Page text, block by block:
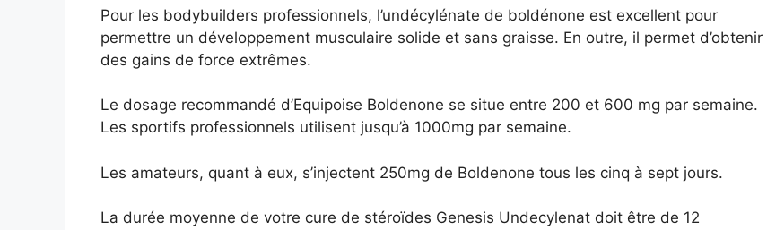
Pour les bodybuilders professionnels, l’undécylénate de boldénone est excellent pour
permettre un développement musculaire solide et sans graisse. En outre, il permet d’obtenir
des gains de force extrêmes.
Le dosage recommandé d’Equipoise Boldenone se situe entre 200 et 600 mg par semaine.
Les sportifs professionnels utilisent jusqu’à 1000mg par semaine.
Les amateurs, quant à eux, s’injectent 250mg de Boldenone tous les cinq à sept jours.
La durée moyenne de votre cure de stéroïdes Genesis Undecylenat doit être de 12